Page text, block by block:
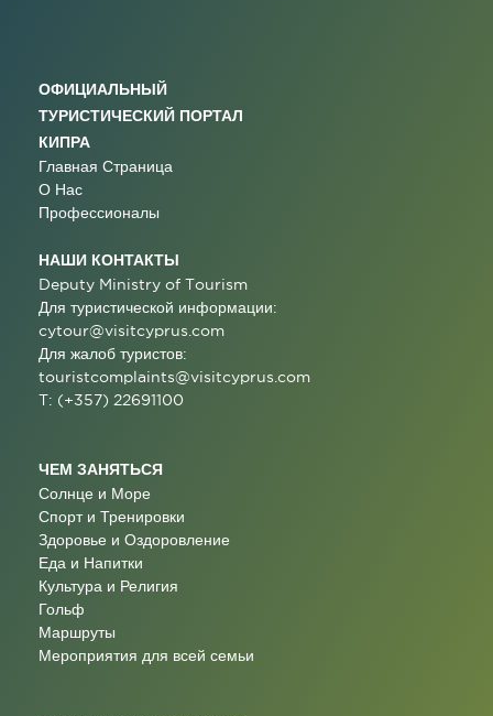
ОФИЦИАЛЬНЫЙ
ТУРИСТИЧЕСКИЙ ПОРТАЛ
КИПРА
Главная Страница
О Нас
Профессионалы
НАШИ КОНТАКТЫ
Deputy Ministry of Tourism
Для туристической информации:
cytour@visitcyprus.com
Для жалоб туристов:
touristcomplaints@visitcyprus.com
T: (+357) 22691100
ЧЕМ ЗАНЯТЬСЯ
Солнце и Море
Спорт и Тренировки
Здоровье и Оздоровление
Еда и Напитки
Культура и Религия
Гольф
Маршруты
Мероприятия для всей семьи